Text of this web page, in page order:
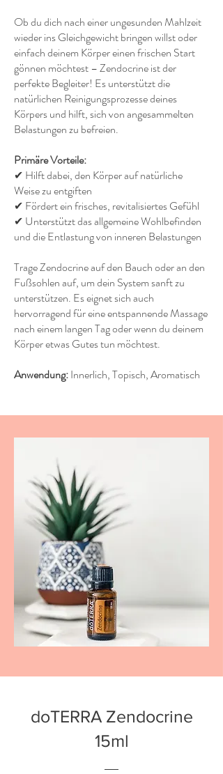
Ob du dich nach einer ungesunden Mahlzeit
wieder ins Gleichgewicht bringen willst oder
einfach deinem Körper einen frischen Start
gönnen möchtest – Zendocrine ist der
perfekte Begleiter! Es unterstützt die
natürlichen Reinigungsprozesse deines
Körpers und hilft, sich von angesammelten
Belastungen zu befreien.
Primäre Vorteile:
✔ Hilft dabei, den Körper auf natürliche
Weise zu entgiften
✔ Fördert ein frisches, revitalisiertes Gefühl
✔ Unterstützt das allgemeine Wohlbefinden
und die Entlastung von inneren Belastungen
Trage Zendocrine auf den Bauch oder an den
Fußsohlen auf, um dein System sanft zu
unterstützen. Es eignet sich auch
hervorragend für eine entspannende Massage
nach einem langen Tag oder wenn du deinem
Körper etwas Gutes tun möchtest.
Anwendung:Innerlich, Topisch, Aromatisch
doTERRA Zendocrine
15ml